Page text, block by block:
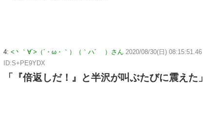
4: <丶｀∀´>（´・ω・｀）（｀ハ´ ）さん 2020/08/30(日) 08:15:51.46
ID:S+PE9YDX
「『倍返しだ！』と半沢が叫ぶたびに震えた」